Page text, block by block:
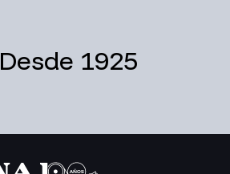
Desde 1925